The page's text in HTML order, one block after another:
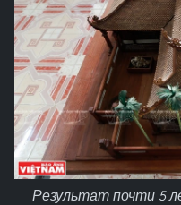
Результат почти 5